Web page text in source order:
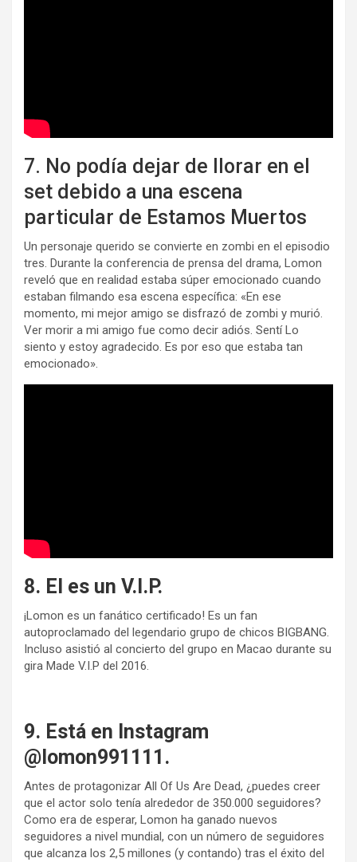
7. No podía dejar de llorar en el
set debido a una escena
particular de Estamos Muertos
Un personaje querido se convierte en zombi en el episodio
tres. Durante la conferencia de prensa del drama, Lomon
reveló que en realidad estaba súper emocionado cuando
estaban filmando esa escena específica: «En ese
momento, mi mejor amigo se disfrazó de zombi y murió.
Ver morir a mi amigo fue como decir adiós. Sentí Lo
siento y estoy agradecido. Es por eso que estaba tan
emocionado».
8. El es un V.I.P.
¡Lomon es un fanático certificado! Es un fan
autoproclamado del legendario grupo de chicos BIGBANG.
Incluso asistió al concierto del grupo en Macao durante su
gira Made V.I.P del 2016.
9. Está en Instagram
@lomon991111.
Antes de protagonizar All Of Us Are Dead, ¿puedes creer
que el actor solo tenía alrededor de 350.000 seguidores?
Como era de esperar, Lomon ha ganado nuevos
seguidores a nivel mundial, con un número de seguidores
que alcanza los 2,5 millones (y contando) tras el éxito del